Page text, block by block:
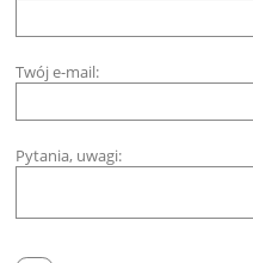
Twój e-mail:
Pytania, uwagi: